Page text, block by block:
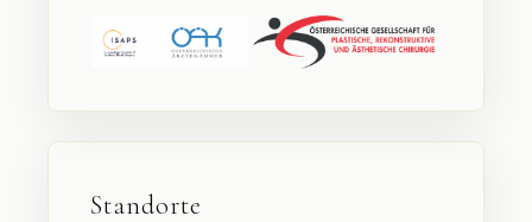
Standorte